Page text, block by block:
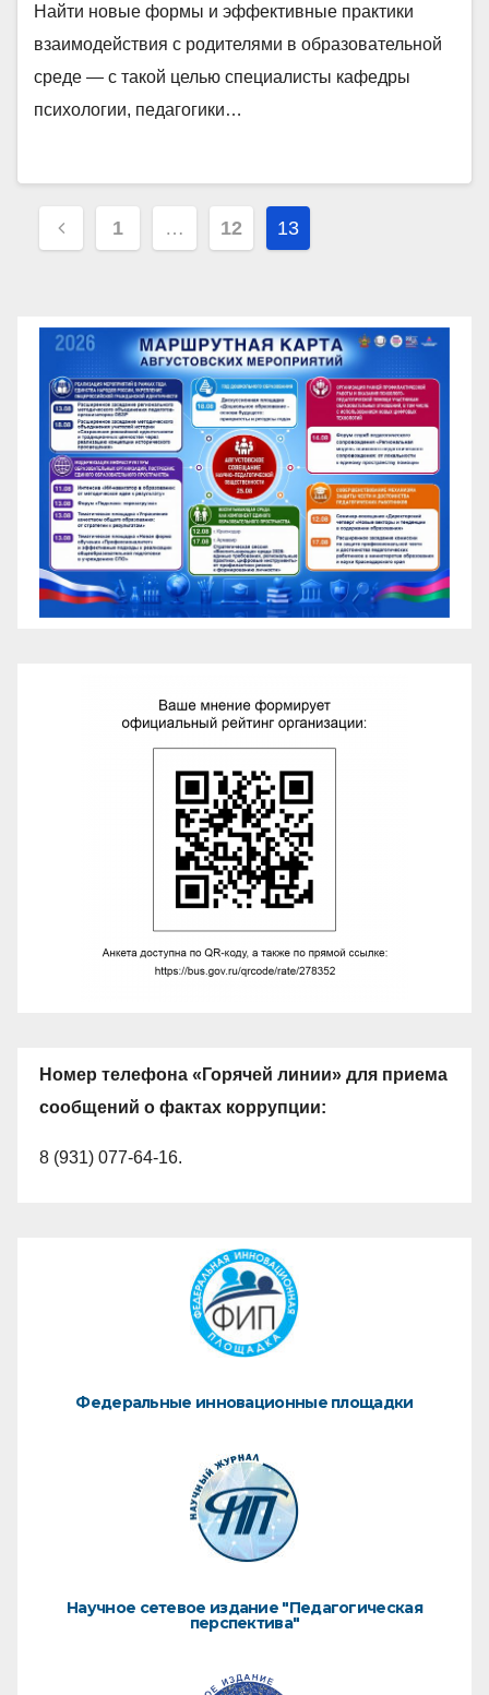
Найти новые формы и эффективные практики
взаимодействия с родителями в образовательной
среде — с такой целью специалисты кафедры
психологии, педагогики…
Пагинация
записей
1 … 12 13
Номер телефона «Горячей линии» для приема
сообщений о фактах коррупции:
8 (931) 077-64-16.
Федеральные инновационные площадки
Научное сетевое издание "Педагогическая
перспектива"